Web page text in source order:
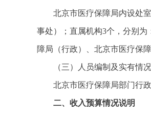
北京市医疗保障局内设处
事处）；直属机构3个，分别
障局（行政）、北京市医疗保
（三）人员编制及实有情况
北京市医疗保障局部门行
二、收入预算情况说明